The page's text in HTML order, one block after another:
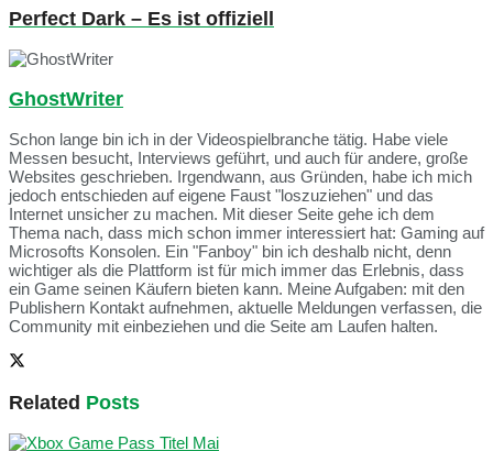
Perfect Dark – Es ist offiziell
GhostWriter
Schon lange bin ich in der Videospielbranche tätig. Habe viele
Messen besucht, Interviews geführt, und auch für andere, große
Websites geschrieben. Irgendwann, aus Gründen, habe ich mich
jedoch entschieden auf eigene Faust "loszuziehen" und das
Internet unsicher zu machen. Mit dieser Seite gehe ich dem
Thema nach, dass mich schon immer interessiert hat: Gaming auf
Microsofts Konsolen. Ein "Fanboy" bin ich deshalb nicht, denn
wichtiger als die Plattform ist für mich immer das Erlebnis, dass
ein Game seinen Käufern bieten kann. Meine Aufgaben: mit den
Publishern Kontakt aufnehmen, aktuelle Meldungen verfassen, die
Community mit einbeziehen und die Seite am Laufen halten.
Related Posts